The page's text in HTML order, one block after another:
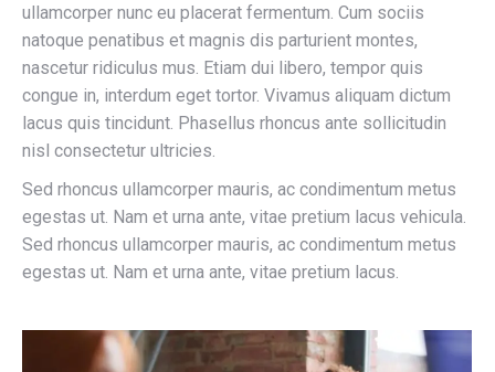
ullamcorper nunc eu placerat fermentum. Cum sociis
natoque penatibus et magnis dis parturient montes,
nascetur ridiculus mus. Etiam dui libero, tempor quis
congue in, interdum eget tortor. Vivamus aliquam dictum
lacus quis tincidunt. Phasellus rhoncus ante sollicitudin
nisl consectetur ultricies.
Sed rhoncus ullamcorper mauris, ac condimentum metus
egestas ut. Nam et urna ante, vitae pretium lacus vehicula.
Sed rhoncus ullamcorper mauris, ac condimentum metus
egestas ut. Nam et urna ante, vitae pretium lacus.